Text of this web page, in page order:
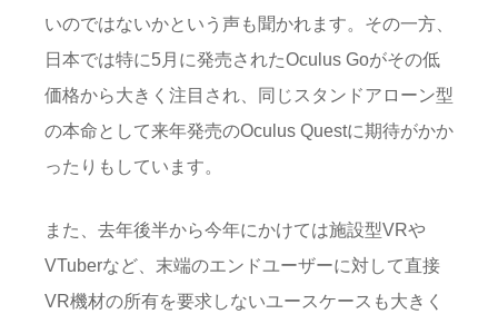
いのではないかという声も聞かれます。その一方、
日本では特に5月に発売されたOculus Goがその低
価格から大きく注目され、同じスタンドアローン型
の本命として来年発売のOculus Questに期待がかか
ったりもしています。
また、去年後半から今年にかけては施設型VRや
VTuberなど、末端のエンドユーザーに対して直接
VR機材の所有を要求しないユースケースも大きく